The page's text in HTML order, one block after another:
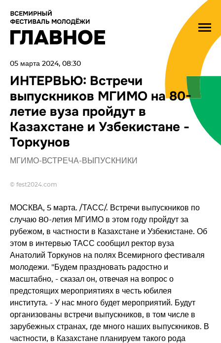
05 марта 2024, 08:30
ИНТЕРВЬЮ: Встречи
выпускников МГИМО на 80-
летие вуза пройдут в
Казахстане и Узбекистане -
Торкунов
МГИМО-ВСТРЕЧА-ВЫПУСКНИКИ
© fest2024.com
МОСКВА, 5 марта. /ТАСС/. Встречи выпускников по
случаю 80-летия МГИМО в этом году пройдут за
рубежом, в частности в Казахстане и Узбекистане. Об
этом в интервью ТАСС сообщил ректор вуза
Анатолий Торкунов на полях Всемирного фестиваля
молодежи. "Будем праздновать радостно и
масштабно, - сказал он, отвечая на вопрос о
предстоящих мероприятиях в честь юбилея
института. - У нас много будет мероприятий. Будут
организованы встречи выпускников, в том числе в
зарубежных странах, где много наших выпускников. В
частности, в Казахстане планируем такого рода